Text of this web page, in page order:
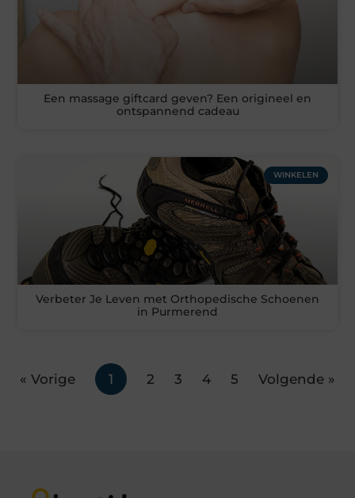
Een massage giftcard geven? Een origineel en
ontspannend cadeau
WINKELEN
Verbeter Je Leven met Orthopedische Schoenen
in Purmerend
« Vorige 1 2 3 4 5 Volgende »